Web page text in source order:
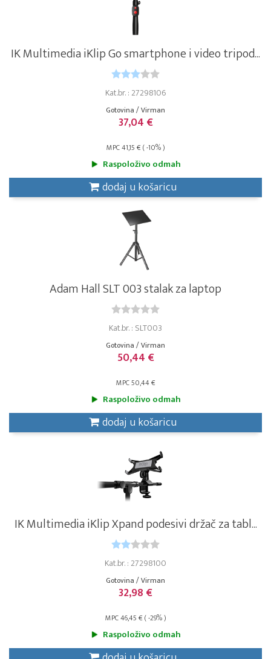
IK Multimedia iKlip Go smartphone i video tripod...
Kat.br. : 27298106
Gotovina / Virman
37,04 €
MPC 41,15 € ( -10% )
Raspoloživo odmah
dodaj u košaricu
Adam Hall SLT 003 stalak za laptop
Kat.br. : SLT003
Gotovina / Virman
50,44 €
MPC 50,44 €
Raspoloživo odmah
dodaj u košaricu
IK Multimedia iKlip Xpand podesivi držač za tabl...
Kat.br. : 27298100
Gotovina / Virman
32,98 €
MPC 46,45 € ( -29% )
Raspoloživo odmah